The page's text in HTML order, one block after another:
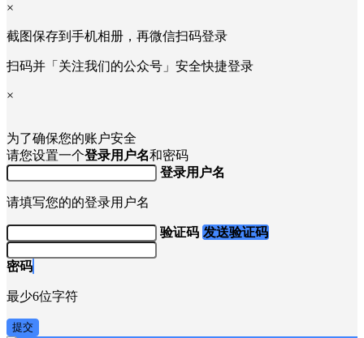
×
截图保存到手机相册，再微信扫码登录
扫码并「关注我们的公众号」安全快捷登录
×
为了确保您的账户安全
请您设置一个登录用户名和密码
登录用户名
请填写您的的登录用户名
验证码 发送验证码
密码
最少6位字符
提交